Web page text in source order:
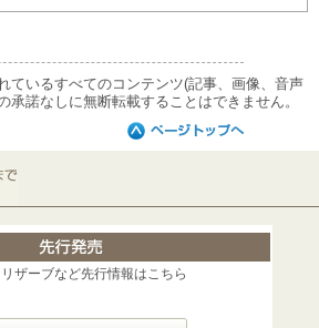
ているすべてのコンテンツ(記事、画像、音声
承諾なしに無断転載することはできません。
ザーブなど先行情報はこちら